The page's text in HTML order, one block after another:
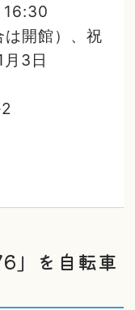
16:30
開館）、祝
3日
」を自転車